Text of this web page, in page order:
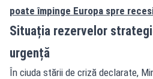
poate împinge Europa spre
Situația rezervelor
urgență
În ciuda stării de criză declarate,